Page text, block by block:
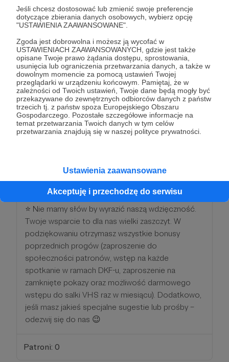
Jeśli chcesz dostosować lub zmienić swoje preferencje
dotyczące zbierania danych osobowych, wybierz opcję
"USTAWIENIA ZAAWANSOWANE".
Zgoda jest dobrowolna i możesz ją wycofać w
USTAWIENIACH ZAAWANSOWANYCH, gdzie jest także
opisane Twoje prawo żądania dostępu, sprostowania,
usunięcia lub ograniczenia przetwarzania danych, a także w
dowolnym momencie za pomocą ustawień Twojej
przeglądarki w urządzeniu końcowym. Pamiętaj, że w
zależności od Twoich ustawień, Twoje dane będą mogły być
przekazywane do zewnętrznych odbiorców danych z państw
trzecich tj. z państw spoza Europejskiego Obszaru
Gospodarczego. Pozostałe szczegółowe informacje na
temat przetwarzania Twoich danych w tym celów
przetwarzania znajdują się w naszej polityce prywatności.
Ustawienia zaawansowane
Akceptuję i przechodzę do serwisu
📼 Specjalnie dla fanów naszej salki VHS. Jeśli
chcesz móc regularnie zarezerwować dla siebie
naszą skrywającą tajemnice salę i pobuszować w
naszej kolekcji kaset VHS, raz w miesiącu
udostępnimy Ci taką możliwość w podziękowaniu
za Twoje hojne wsparcie. Odezwij się do nas by
zarezerwować termin 😎 Poza tym dostaniesz
dostęp do wszystkich bonusów z poprzednich
progów!
Patroni: 0
250 zł miesięcznie
⭐ Nie mamy słów by wyrazić naszą wdzięczność.
Twoje wsparcie to dla nas wielki zaszczyt. W
podziękowaniu otrzymasz wszystkie bonusy
poprzednich progów (zaproszenie do
społeczności patronów, wstęp na każde
spotkanie w ramach DKF-u, zaproszenie na
zamknięte pokazy oraz możliwość darmowego
wstępu do salki VHS raz w miesiącu). Dodatkowo,
jeśli masz jakieś specjalne sugestie lub prośby –
odezwij się do nas 😉
Patroni: 0